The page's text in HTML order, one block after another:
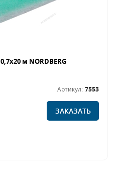
м NORDBERG
Артикул: 7553
ЗАКАЗАТЬ